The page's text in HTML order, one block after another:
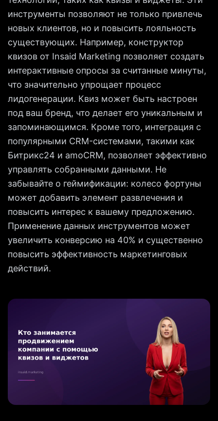
инструменты позволяют не только привлечь
новых клиентов, но и повысить лояльность
существующих. Например, конструктор
квизов от Insaid Marketing позволяет создать
интерактивные опросы за считанные минуты,
что значительно упрощает процесс
лидогенерации. Квиз может быть настроен
под ваш бренд, что делает его уникальным и
запоминающимся. Кроме того, интеграция с
популярными CRM-системами, такими как
Битрикс24 и amoCRM, позволяет эффективно
управлять собранными данными. Не
забывайте о геймификации: колесо фортуны
может добавить элемент развлечения и
повысить интерес к вашему предложению.
Применение данных инструментов может
увеличить конверсию на 40% и существенно
повысить эффективность маркетинговых
действий.